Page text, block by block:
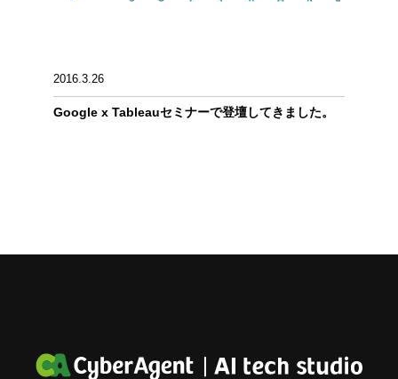
2016.3.26
Google x Tableauセミナーで登壇してきました。